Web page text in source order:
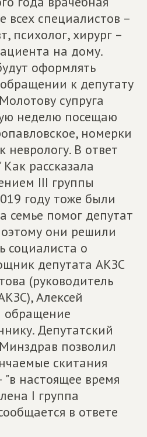
всех специалистов –
психолог, хирург –
на дому.
оформлять
к депутату
супруга
неделю посещаю
номерки
неврологу. В ответ
рассказала
III группы
году тоже были
семье помог депутат
они решили
социалиста о
депутата АКЗС
(руководитель
Алексей
обращение
Депутатский
позволил
скитания
настоящее время
I группа
в ответе